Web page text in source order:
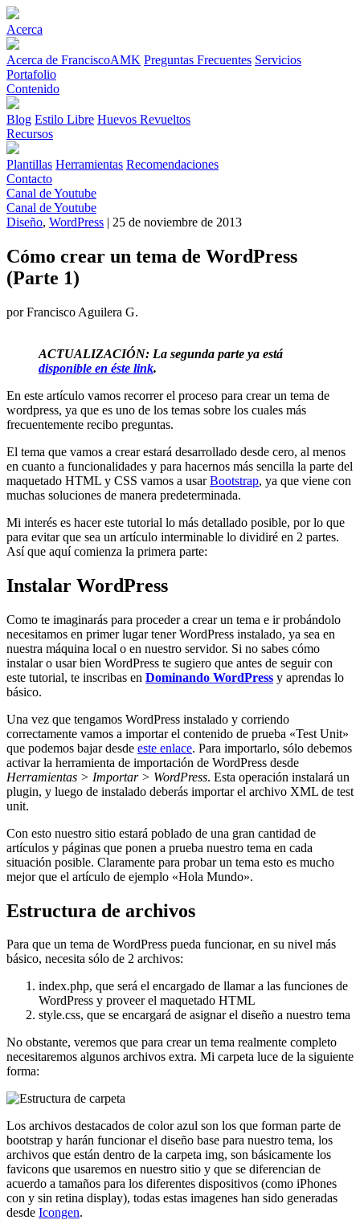
Acerca
Acerca de FranciscoAMK Preguntas Frecuentes Servicios
Portafolio
Contenido
Blog Estilo Libre Huevos Revueltos
Recursos
Plantillas Herramientas Recomendaciones
Contacto
Canal de Youtube
Canal de Youtube
Diseño, WordPress | 25 de noviembre de 2013
Cómo crear un tema de WordPress
(Parte 1)
por Francisco Aguilera G.
ACTUALIZACIÓN: La segunda parte ya está
disponible en éste link.
En este artículo vamos recorrer el proceso para crear un tema de
wordpress, ya que es uno de los temas sobre los cuales más
frecuentemente recibo preguntas.
El tema que vamos a crear estará desarrollado desde cero, al menos
en cuanto a funcionalidades y para hacernos más sencilla la parte del
maquetado HTML y CSS vamos a usarBootstrap, ya que viene con
muchas soluciones de manera predeterminada.
Mi interés es hacer este tutorial lo más detallado posible, por lo que
para evitar que sea un artículo interminable lo dividiré en 2 partes.
Así que aquí comienza la primera parte:
Instalar WordPress
Como te imaginarás para proceder a crear un tema e ir probándolo
necesitamos en primer lugar tener WordPress instalado, ya sea en
nuestra máquina local o en nuestro servidor. Si no sabes cómo
instalar o usar bien WordPress te sugiero que antes de seguir con
este tutorial, te inscribas en Dominando WordPress y aprendas lo
básico.
Una vez que tengamos WordPress instalado y corriendo
correctamente vamos a importar el contenido de prueba «Test Unit»
que podemos bajar desde este enlace. Para importarlo, sólo debemos
activar la herramienta de importación de WordPress desde
Herramientas > Importar > WordPress. Esta operación instalará un
plugin, y luego de instalado deberás importar el archivo XML de test
unit.
Con esto nuestro sitio estará poblado de una gran cantidad de
artículos y páginas que ponen a prueba nuestro tema en cada
situación posible. Claramente para probar un tema esto es mucho
mejor que el artículo de ejemplo «Hola Mundo».
Estructura de archivos
Para que un tema de WordPress pueda funcionar, en su nivel más
básico, necesita sólo de 2 archivos:
index.php, que será el encargado de llamar a las funciones de
WordPress y proveer el maquetado HTML
style.css, que se encargará de asignar el diseño a nuestro tema
No obstante, veremos que para crear un tema realmente completo
necesitaremos algunos archivos extra. Mi carpeta luce de la siguiente
forma:
Los archivos destacados de color azul son los que forman parte de
bootstrap y harán funcionar el diseño base para nuestro tema, los
archivos que están dentro de la carpeta img, son básicamente los
favicons que usaremos en nuestro sitio y que se diferencian de
acuerdo a tamaños para los diferentes dispositivos (como iPhones
con y sin retina display), todas estas imagenes han sido generadas
desde Icongen.